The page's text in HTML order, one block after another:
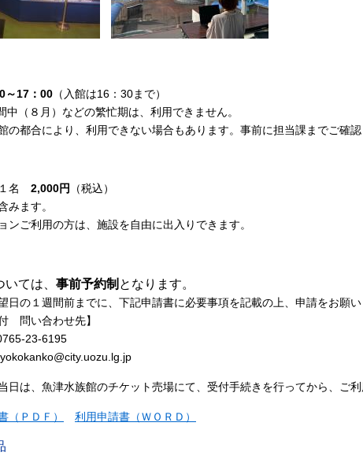
17：00 （入館は16：30まで）
（８月）などの繁忙期は、利用できません。
都合により、利用できない場合もあります。事前に担当課までご確認
名 2,000円
（税込）
ます。
ご利用の方は、施設を自由に出入りできます。
いては、 事前予約制 となります。
の１週間前までに、下記申請書に必要事項を記載の上、申請をお願い
問い合わせ先】
23-6195
日は、魚津水族館のチケット売場にて、受付手続きを行ってから、ご利
（ＰＤＦ） 利用申請書（ＷＯＲＤ）